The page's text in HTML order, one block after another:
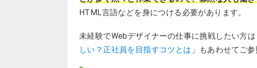
HTML言語などを身につける必要があります。
未経験でWebデザイナーの仕事に挑戦したい方は
しい？正社員を目指すコツとは 」もあわせてご参